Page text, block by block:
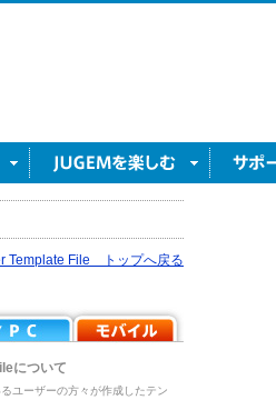
Template File トップへ戻る
について
ユーザーの方々が作成したテン